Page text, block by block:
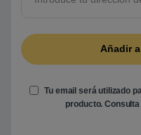
p
t
a
c
Tu email será utilizado
producto.